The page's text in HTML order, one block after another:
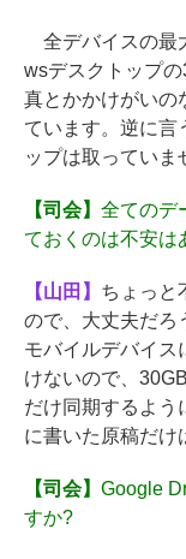
全デバイスの最
wsデスクトップ
真とかかけがいの
ています。逆に言
ップは取っていま
【司会】 全てのデ
ておくのは不安は
【山田】 ちょっと
ので、大丈夫だろ
モバイルデバイス
けないので、
だけ同期するよう
に書いた原稿だけ
【司会】 Google
すか?